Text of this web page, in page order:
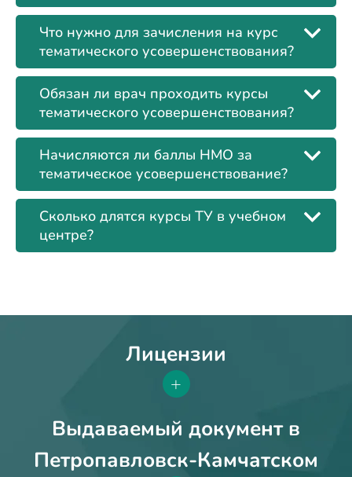
Что нужно для зачисления на курс
тематического усовершенствования?
Обязан ли врач проходить курсы
тематического усовершенствования?
Начисляются ли баллы НМО за
тематическое усовершенствование?
Сколько длятся курсы ТУ в учебном
центре?
Лицензии
+
Выдаваемый документ в
Петропавловск-Камчатском